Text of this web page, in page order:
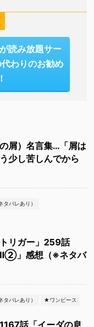
読み放題サー
わりのお勧め
屑）名言集…「屑は
少し苦しんでから
バレあり）
リガー」259話
Ⅱ②」感想（※ネタバ
バレあり） ★ワンピース
話「イーダの息